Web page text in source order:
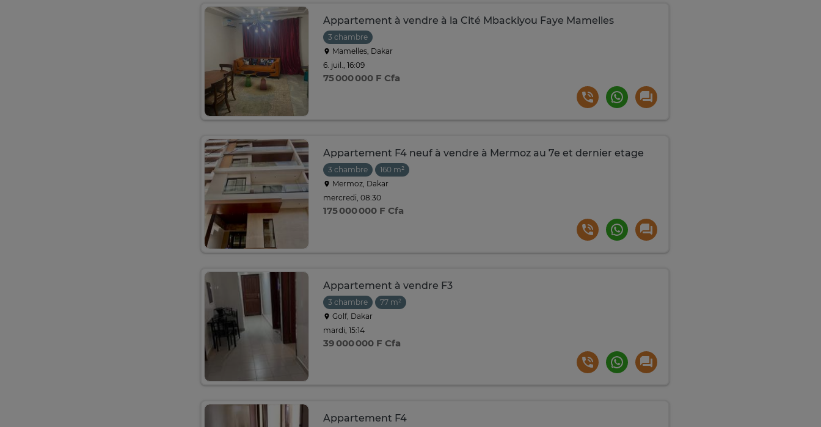
Appartement à vendre à la Cité Mbackiyou Faye Mamelles
3 chambre
Mamelles, Dakar
6. juil., 16:09
75 000 000 F Cfa
Appartement F4 neuf à vendre à Mermoz au 7e et dernier etage
3 chambre
160 m²
Mermoz, Dakar
mercredi, 08:30
175 000 000 F Cfa
Appartement à vendre F3
3 chambre
77 m²
Golf, Dakar
mardi, 15:14
39 000 000 F Cfa
Appartement F4